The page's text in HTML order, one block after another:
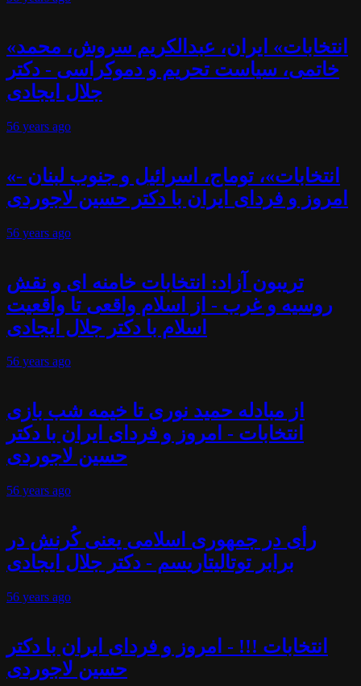
«انتخابات» ایران، عبدالکریم سروش، محمد
خاتمی، سیاست تحریم و دموکراسی - دکتر
جلال ایجادی
56 years ago
«انتخابات»، توماج، اسرائیل و جنوب لبنان -
امروز و فردای ایران با دکتر حسین لاجوردی
56 years ago
تریبون آزاد: انتخابات خامنه ای و نقش
روسیه و غرب - از اسلام واقعی تا واقعیت
اسلام با دکتر جلال ایجادی
56 years ago
از مبادله حمید نوری تا خیمه شب بازی
انتخابات - امروز و فردای ایران با دکتر
حسین لاجوردی
56 years ago
رأی در جمهوری اسلامی یعنی کُرنش در
برابر توتالیتاریسم - دکتر جلال ایجادی
56 years ago
انتخابات !!! - امروز و فردای ایران با دکتر
حسین لاجوردی